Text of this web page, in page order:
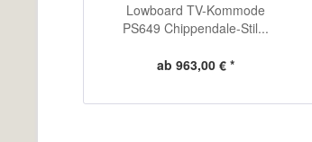
Lowboard TV-Kommode
PS649 Chippendale-Stil...
ab 963,00 € *